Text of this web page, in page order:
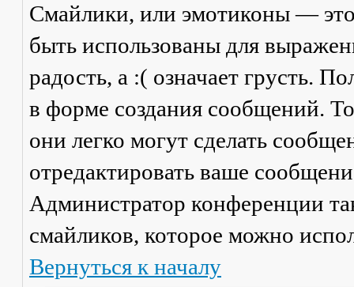
Смайлики, или эмотиконы —
быть использованы для
радость, а :( означает грусть.
в форме создания сообщений.
они легко могут сделать
отредактировать ваше
Администратор конференции
смайликов, которое можно
Вернуться к началу